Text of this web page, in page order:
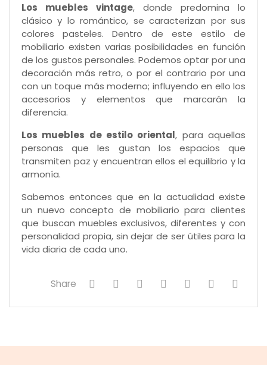
Los muebles vintage, donde predomina lo
clásico y lo romántico, se caracterizan por sus
colores pasteles. Dentro de este estilo de
mobiliario existen varias posibilidades en función
de los gustos personales. Podemos optar por una
decoración más retro, o por el contrario por una
con un toque más moderno; influyendo en ello los
accesorios y elementos que marcarán la
diferencia.
Los muebles de estilo oriental, para aquellas
personas que les gustan los espacios que
transmiten paz y encuentran ellos el equilibrio y la
armonía.
Sabemos entonces que en la actualidad existe
un nuevo concepto de mobiliario para clientes
que buscan muebles exclusivos, diferentes y con
personalidad propia, sin dejar de ser útiles para la
vida diaria de cada uno.
Share